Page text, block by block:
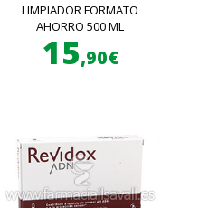
LIMPIADOR FORMATO
AHORRO 500 ML
15,90€